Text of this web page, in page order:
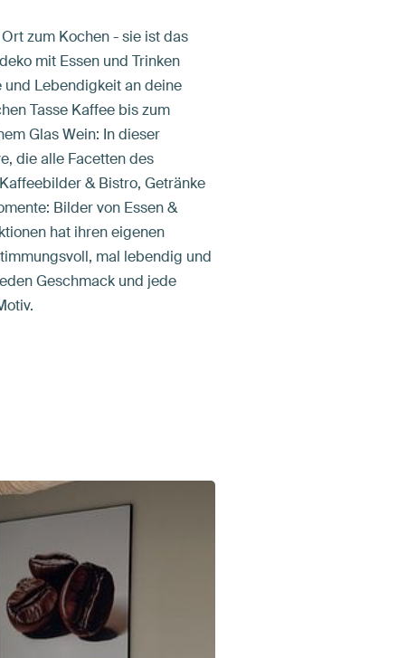
zum Kochen - sie ist das
mit Essen und Trinken
Lebendigkeit an deine
Tasse Kaffee bis zum
Glas Wein: In dieser
die alle Facetten des
& Bistro, Getränke
Bilder von Essen &
hat ihren eigenen
mal lebendig und
Geschmack und jede